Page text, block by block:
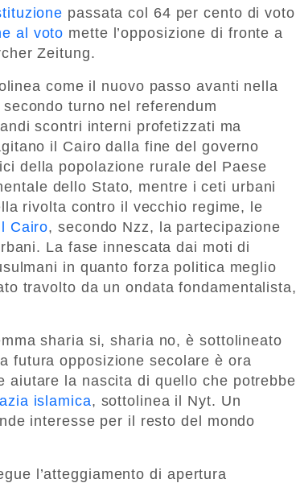
passata col 64 per cento di voto
al voto mette l’opposizione di fronte a
Zeitung.
come il nuovo passo avanti nella
turno nel referendum
scontri interni profetizzati ma
il Cairo dalla fine del governo
della popolazione rurale del Paese
dello Stato, mentre i ceti urbani
rivolta contro il vecchio regime, le
Cairo, secondo Nzz, la partecipazione
La fase innescata dai moti di
in quanto forza politica meglio
travolto da un ondata fondamentalista,
sharia si, sharia no, è sottolineato
futura opposizione secolare è ora
aiutare la nascita di quello che potrebbe
islamica, sottolinea il Nyt. Un
interesse per il resto del mondo
l’atteggiamento di apertura